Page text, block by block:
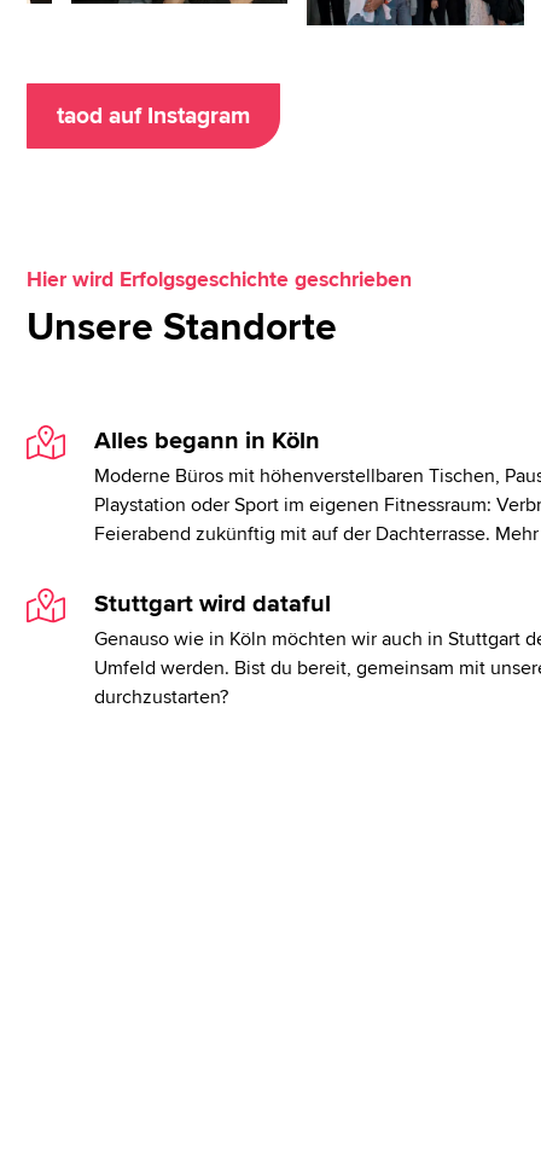
taod auf Instagram
Hier wird Erfolgsgeschichte geschrieben
Unsere Standorte
Alles begann in Köln
Moderne Büros mit höhenverstellbaren Tischen,
Playstation oder Sport im eigenen Fitnessraum:
Feierabend zukünftig mit auf der Dachterrasse.
Stuttgart wird dataful
Genauso wie in Köln möchten wir auch in Stuttgart
Umfeld werden. Bist du bereit, gemeinsam mit
durchzustarten?